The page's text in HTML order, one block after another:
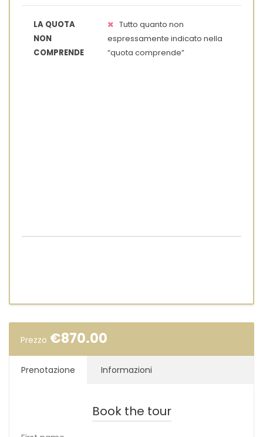
LA QUOTA
NON
COMPRENDE
Tutto quanto non
espressamente indicato nella
“quota comprende”
Prezzo €870.00
Prenotazione Informazioni
Book the tour